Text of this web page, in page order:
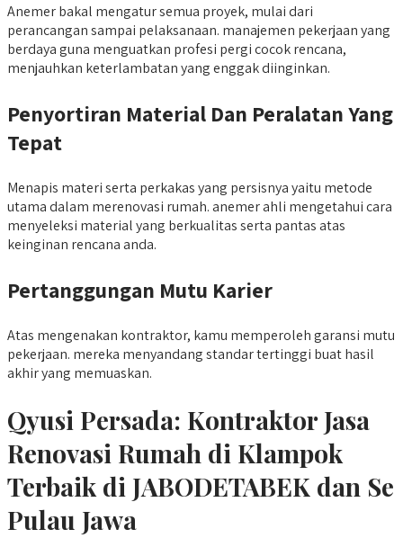
Anemer bakal mengatur semua proyek, mulai dari
perancangan sampai pelaksanaan. manajemen pekerjaan yang
berdaya guna menguatkan profesi pergi cocok rencana,
menjauhkan keterlambatan yang enggak diinginkan.
Penyortiran Material Dan Peralatan Yang
Tepat
Menapis materi serta perkakas yang persisnya yaitu metode
utama dalam merenovasi rumah. anemer ahli mengetahui cara
menyeleksi material yang berkualitas serta pantas atas
keinginan rencana anda.
Pertanggungan Mutu Karier
Atas mengenakan kontraktor, kamu memperoleh garansi mutu
pekerjaan. mereka menyandang standar tertinggi buat hasil
akhir yang memuaskan.
Qyusi Persada: Kontraktor Jasa
Renovasi Rumah di Klampok
Terbaik di JABODETABEK dan Se
Pulau Jawa